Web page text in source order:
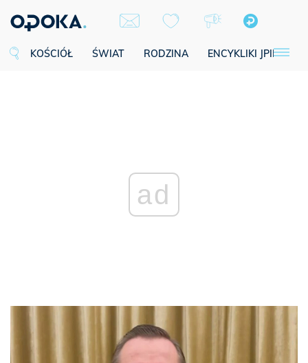
KOŚCIÓŁ ŚWIAT RODZINA ENCYKLIKI JPII
ad